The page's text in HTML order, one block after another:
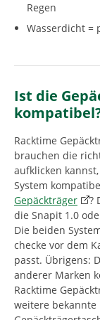
Regen
Wasserdicht =
Ist die
Racktime
brauchen die
aufklicken
System
Gepäckträger
?
die Snapit 1.0
Die beiden
checke vor dem
passt. Übrigens:
anderer Marken
Racktime
weitere bekannte